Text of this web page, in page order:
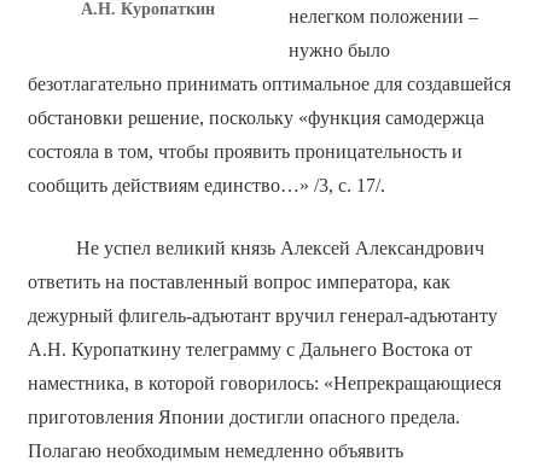
А.Н. Куропаткин
нелегком положении –
нужно было
безотлагательно принимать оптимальное для создавшейся
обстановки решение, поскольку «функция самодержца
состояла в том, чтобы проявить проницательность и
сообщить действиям единство…» /3, с. 17/.
Не успел великий князь Алексей Александрович
ответить на поставленный вопрос императора, как
дежурный флигель-адъютант вручил генерал-адъютанту
А.Н. Куропаткину телеграмму с Дальнего Востока от
наместника, в которой говорилось: «Непрекращающиеся
приготовления Японии достигли опасного предела.
Полагаю необходимым немедленно объявить